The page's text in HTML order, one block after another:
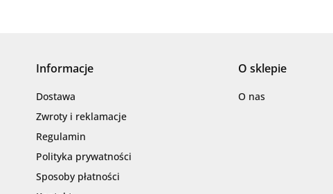
Informacje
Dostawa
Zwroty i reklamacje
Regulamin
Polityka prywatności
Sposoby płatności
O sklepie
O nas